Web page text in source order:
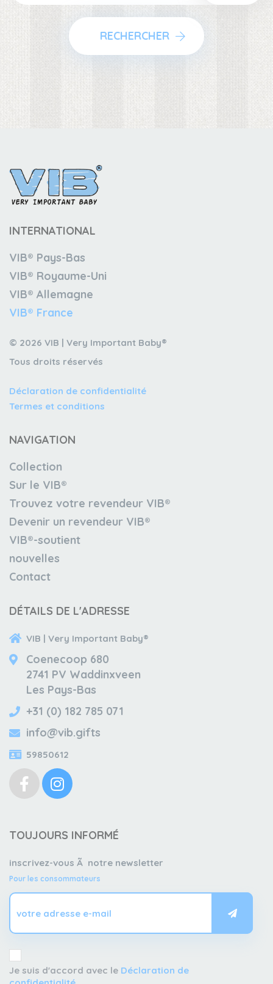
RECHERCHER
INTERNATIONAL
VIB® Pays-Bas
VIB® Royaume-Uni
VIB® Allemagne
VIB® France
© 2026 VIB | Very Important Baby®
Tous droits réservés
Déclaration de confidentialité
Termes et conditions
NAVIGATION
Collection
Sur le VIB®
Trouvez votre revendeur VIB®
Devenir un revendeur VIB®
VIB®-soutient
nouvelles
Contact
DÉTAILS DE L'ADRESSE
VIB | Very Important Baby®
Coenecoop 680
2741 PV Waddinxveen
Les Pays-Bas
+31 (0) 182 785 071
info@vib.gifts
59850612
TOUJOURS INFORMÉ
inscrivez-vous Ã notre newsletter
Pour les consommateurs
Je suis d'accord avec le Déclaration de